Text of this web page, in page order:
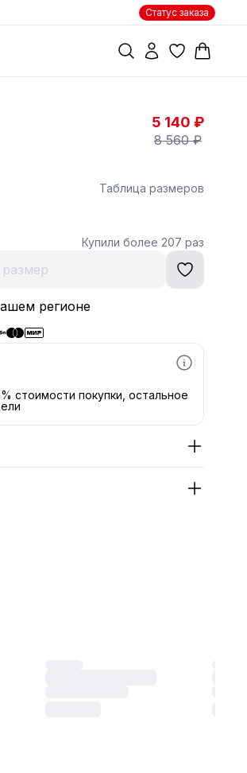
Статус заказа
5 140 ₽
8 560 ₽
Таблица размеров
Купили более 207 раз
регионе
стоимости покупки, остальное